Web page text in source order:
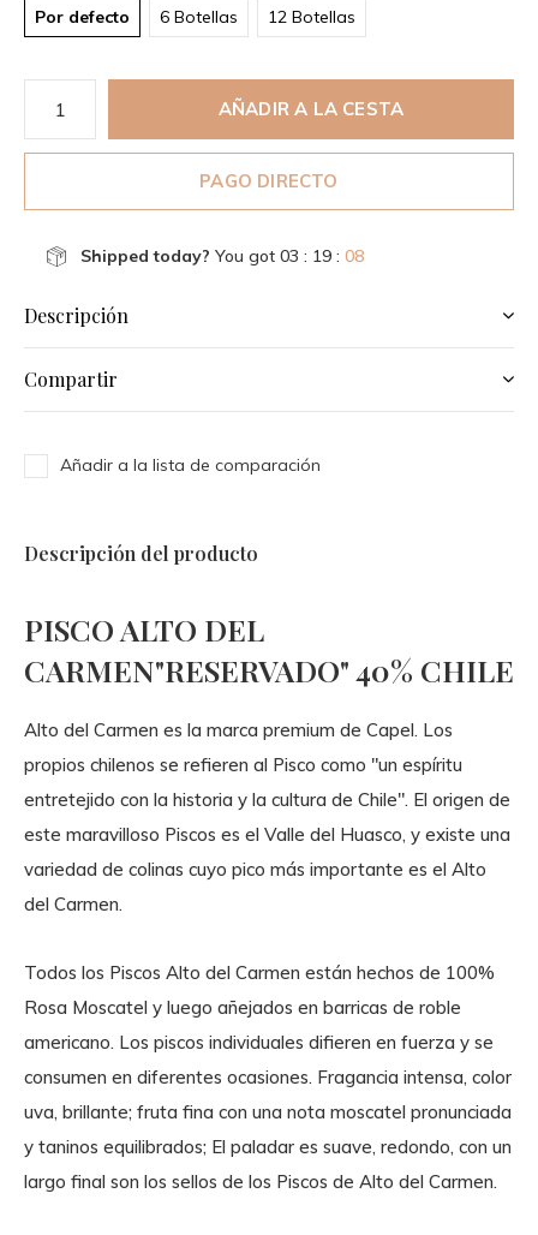
Por defecto 6 Botellas 12 Botellas
AÑADIR A LA CESTA
PAGO DIRECTO
Shipped today? You got 03 : 19 : 08
Descripción
Compartir
Añadir a la lista de comparación
Descripción del producto
PISCO ALTO DEL
CARMEN"RESERVADO" 40% CHILE
Alto del Carmen es la marca premium de Capel. Los
propios chilenos se refieren al Pisco como "un espíritu
entretejido con la historia y la cultura de Chile". El origen de
este maravilloso Piscos es el Valle del Huasco, y existe una
variedad de colinas cuyo pico más importante es el Alto
del Carmen.
Todos los Piscos Alto del Carmen están hechos de 100%
Rosa Moscatel y luego añejados en barricas de roble
americano. Los piscos individuales difieren en fuerza y ​​se
consumen en diferentes ocasiones. Fragancia intensa, color
uva, brillante; fruta fina con una nota moscatel pronunciada
y taninos equilibrados; El paladar es suave, redondo, con un
largo final son los sellos de los Piscos de Alto del Carmen.